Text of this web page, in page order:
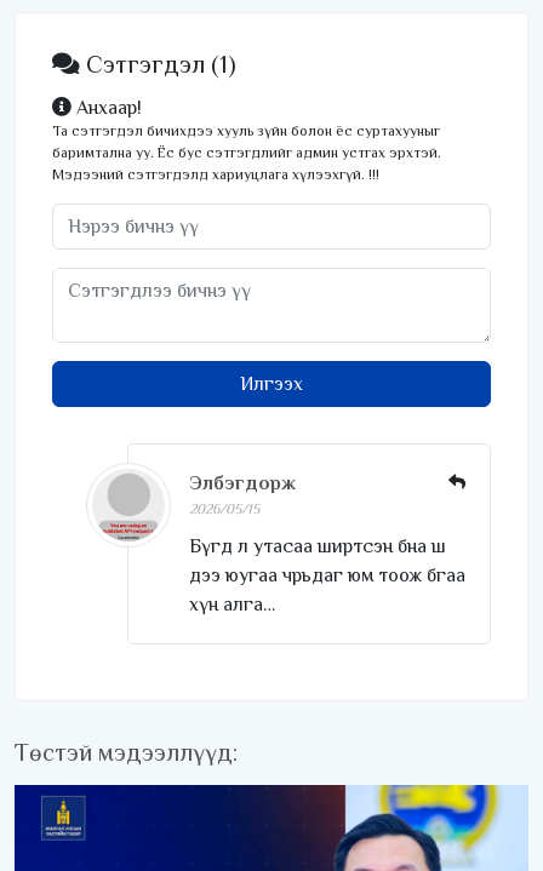
Сэтгэгдэл (1)
Анхаар!
Та сэтгэгдэл бичихдээ хууль зүйн болон ёс суртахууныг
баримтална уу. Ёс бус сэтгэгдлийг админ устгах эрхтэй.
Мэдээний сэтгэгдэлд хариуцлага хүлээхгүй. !!!
Илгээх
Элбэгдорж
2026/05/15
Бүгд л утасаа ширтсэн бна ш
дээ юугаа чрьдаг юм тоож бгаа
хүн алга…
Төстэй мэдээллүүд: